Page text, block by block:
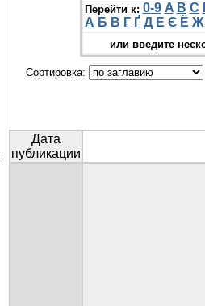
Перейти к: 0-9 A B C
А Б В Г Ґ Д Е Є Ё Ж
или введите
Сортировка:
Дата
публикации